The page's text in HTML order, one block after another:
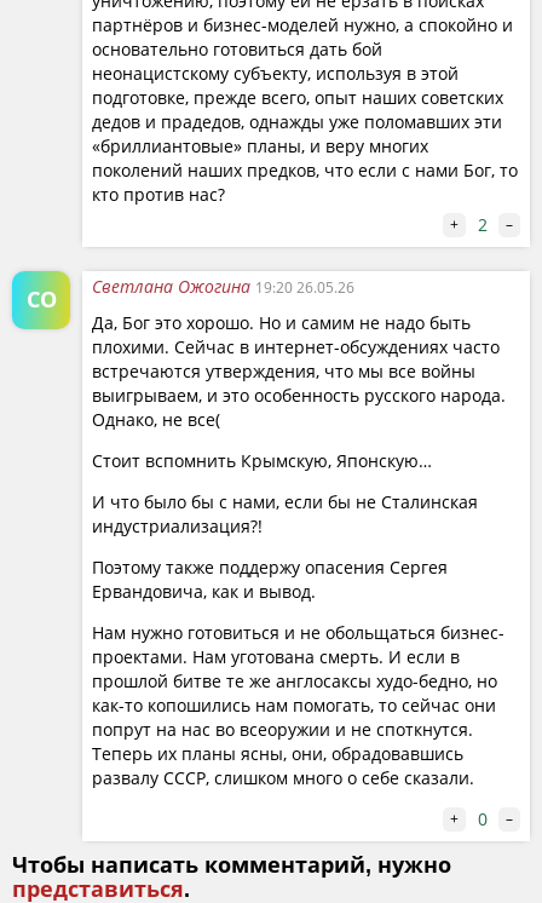
Отдельно анализируется иранская стратегия: вместо
прямой конфронтации Тегеран наносит
асимметричные удары по глобальной экономической
системе. Кургинян подчеркивает, что«Иран наносит
удары не по государству напрямую, а по таким
точкам глобальной системы, которые бьют по
противнику сильнее прямого удара»
старшего поколения иранских лидеров, прошедших
ирано-иракскую войну, привело к обратному эффекту:
на смену пришли радикалы, которые, в отличие от
старшего поколения, войны не боятся.
Максим Юсин поднимает вопрос о выводах Китая из
блокады Ормузского пролива. Зависимость Пекина от
морских поставок делает его уязвимым, а переговоры
о сухопутных поставках из России продвигаются
медленно. Кургинян связывает это с
неопределенностью: является ли Россия постоянным
игроком? Пока у Китая не возникнет ответ на этот
вопрос, долгосрочные инвестиции не будут
сделаны — деньги кладут в разные корзины.
Александр Сосновский поднимает тему смены власти
в Венгрии — победы Петера Мадьяра. В своем ответе
Кургинян развивает тему неожиданным образом.
Орбан, по его словам, был воспитанником Сороса и
Мадьяр же говорит об Австро-Венгерской империи
напрямую, что означает победу габсбургской линии.
партнёров и бизнес-моделей нужно, а спокойно и
основательно готовиться дать бой
неонацистскому субъекту, используя в этой
подготовке, прежде всего, опыт наших советских
дедов и прадедов, однажды уже поломавших эти
«бриллиантовые» планы, и веру многих
поколений наших предков, что если с нами Бог, то
кто против нас?
+ 2 –
СО
Светлана Ожогина 19:20 26.05.26
Да, Бог это хорошо. Но и самим не надо быть
плохими. Сейчас в интернет-обсуждениях часто
встречаются утверждения, что мы все войны
выигрываем, и это особенность русского народа.
Однако, не все(
Стоит вспомнить Крымскую, Японскую…
И что было бы с нами, если бы не Сталинская
индустриализация?!
Поэтому также поддержу опасения Сергея
Ервандовича, как и вывод.
Нам нужно готовиться и не обольщаться бизнес-
проектами. Нам уготована смерть. И если в
прошлой битве те же англосаксы худо-бедно, но
как-то копошились нам помогать, то сейчас они
попрут на нас во всеоружии и не споткнутся.
Теперь их планы ясны, они, обрадовавшись
развалу СССР, слишком много о себе сказали.
+ 0 –
Чтобы написать комментарий, нужно
представиться.